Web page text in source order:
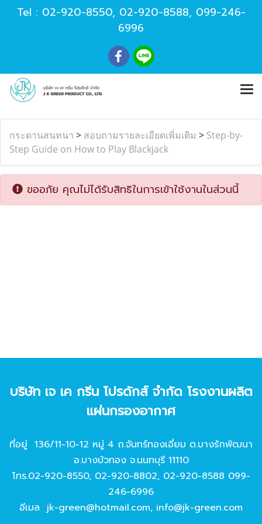
Tel : 02-920-8550, 02-920-8588, 099-246-
6996
กระดานสนทนา > สอบถามรายละเอียดเพิ่มเติม > Step-by-
Step Guide on How to Play Blackjack
ขออภัย คุณไม่ได้รับสิทธิในการเข้าใช้งานในส่วนนี้
บริษัท เจ เค กรีน โปรดักส์ จํากัด โรงงานผลิต
แผ่นกรองอากาศ
ที่อยู่ 136/11-10-12 หมู่ 4 ถ.จันทร์ทองเอี่ยม ต.บางรักพัฒนา
อ.บางบัวทอง จ.นนทบุรี 11110
โทร.02-920-8550, 02-920-8802, 02-920-8588 099-
246-6996
อีเมล jk-green@hotmail.com, info@jk-green.com